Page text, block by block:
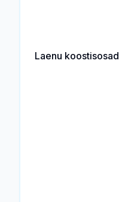
Laenu koostisosad